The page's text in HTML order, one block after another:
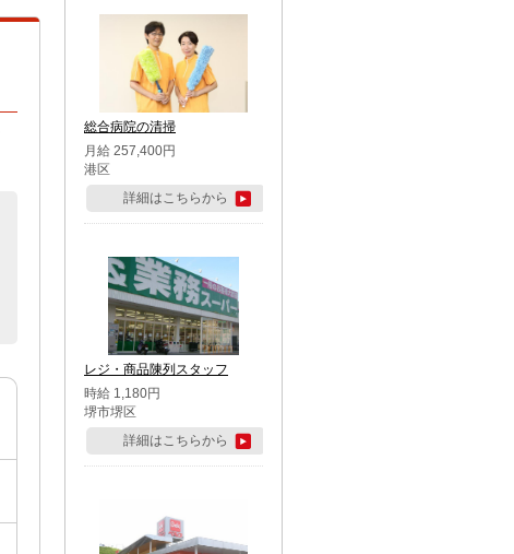
総合病院の清掃
月給 257,400円
港区
詳細はこちらから
レジ・商品陳列スタッフ
時給 1,180円
堺市堺区
詳細はこちらから